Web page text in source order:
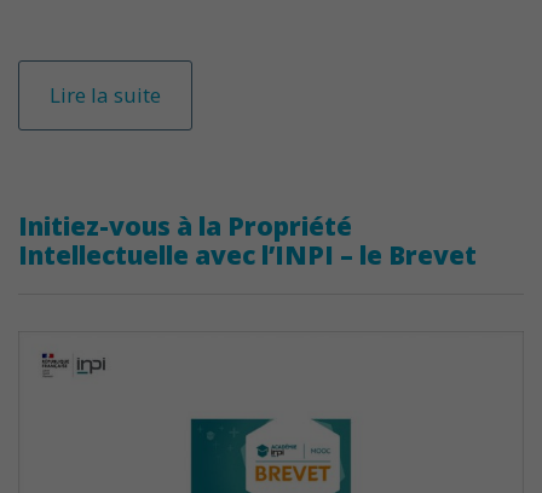
Lire la suite
Initiez-vous à la Propriété
Intellectuelle avec l’INPI – le Brevet